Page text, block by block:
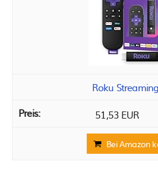
Roku
51,53 EUR
Bei Amazon